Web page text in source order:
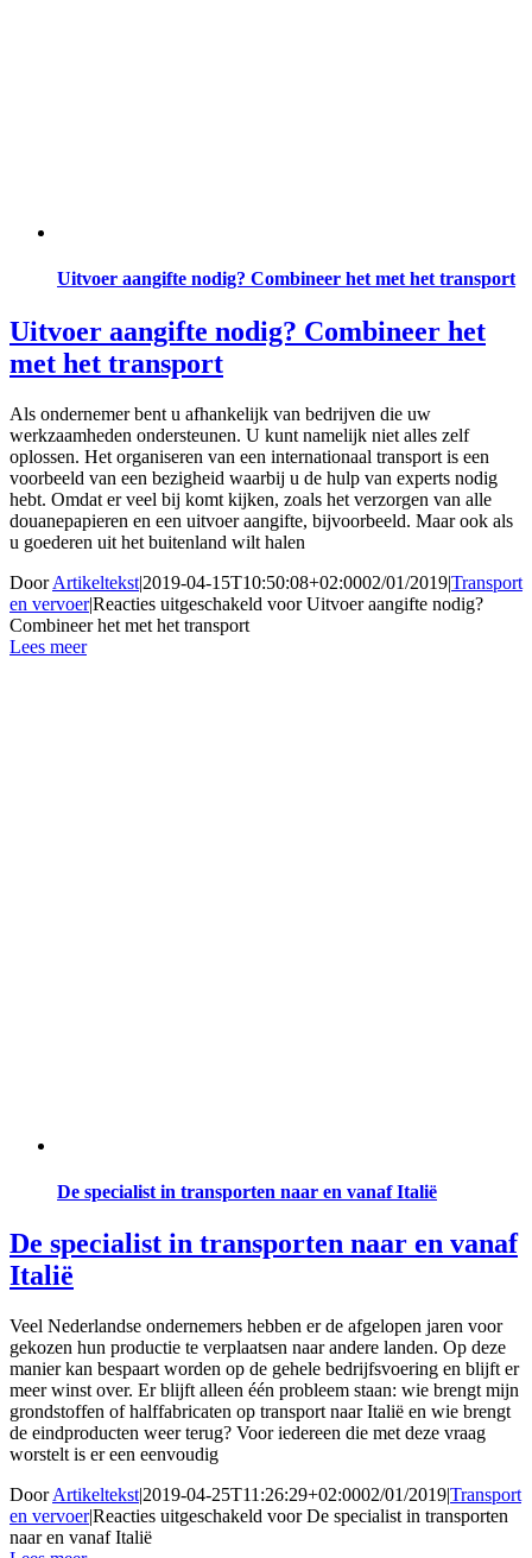
Uitvoer aangifte nodig? Combineer het met het transport
Uitvoer aangifte nodig? Combineer het
met het transport
Als ondernemer bent u afhankelijk van bedrijven die uw
werkzaamheden ondersteunen. U kunt namelijk niet alles zelf
oplossen. Het organiseren van een internationaal transport is een
voorbeeld van een bezigheid waarbij u de hulp van experts nodig
hebt. Omdat er veel bij komt kijken, zoals het verzorgen van alle
douanepapieren en een uitvoer aangifte, bijvoorbeeld. Maar ook als
u goederen uit het buitenland wilt halen
DoorArtikeltekst|2019-04-15T10:50:08+02:0002/01/2019|Transport
en vervoer|Reacties uitgeschakeld voor Uitvoer aangifte nodig?
Combineer het met het transport
Lees meer
De specialist in transporten naar en vanaf Italië
De specialist in transporten naar en vanaf
Italië
Veel Nederlandse ondernemers hebben er de afgelopen jaren voor
gekozen hun productie te verplaatsen naar andere landen. Op deze
manier kan bespaart worden op de gehele bedrijfsvoering en blijft er
meer winst over. Er blijft alleen één probleem staan: wie brengt mijn
grondstoffen of halffabricaten op transport naar Italië en wie brengt
de eindproducten weer terug? Voor iedereen die met deze vraag
worstelt is er een eenvoudig
DoorArtikeltekst|2019-04-25T11:26:29+02:0002/01/2019|Transport
en vervoer|Reacties uitgeschakeld voor De specialist in transporten
naar en vanaf Italië